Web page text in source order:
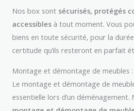
Nos box sont sécurisés, protégés
accessibles à tout moment. Vous
biens en toute sécurité, pour la
certitude qu’ils resteront en parfait
Montage et démontage de meubles :
Le montage et démontage de
essentielle lors d’un déménagement.